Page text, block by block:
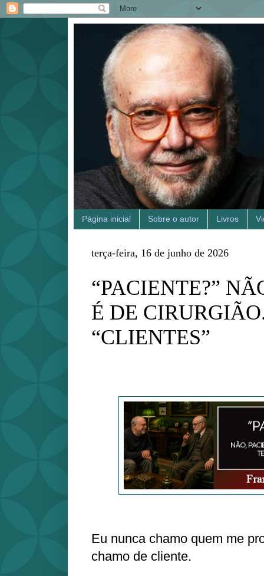
Página inicial Sobre o autor Livros
terça-feira, 16 de junho de 2026
“PACIENTE?”
É DE
“CLIENTES”
Eu nunca chamo quem me
chamo de cliente.